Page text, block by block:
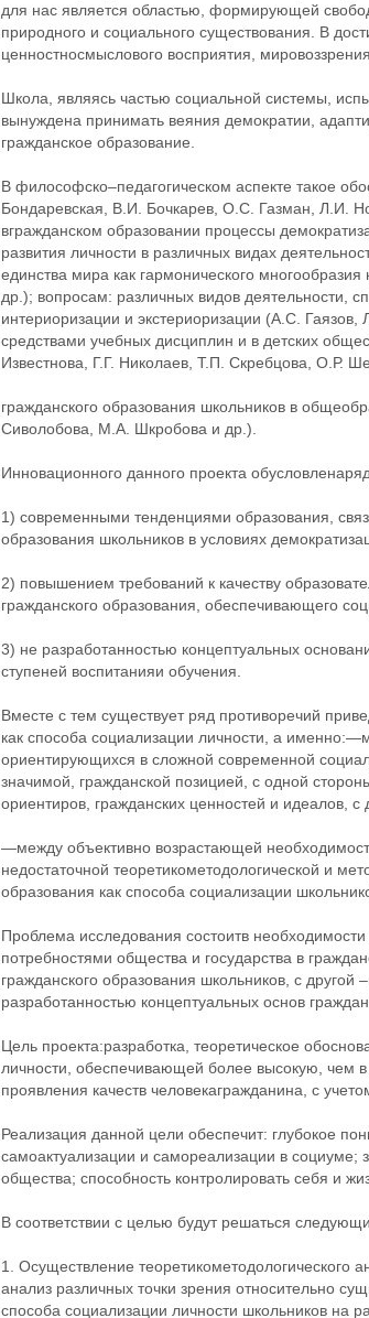
для нас является областью, формирующей
природного и социального существования. В
ценностносмыслового восприятия,
Школа, являясь частью социальной системы,
вынуждена принимать веяния демократии,
гражданское образование.
В философско–педагогическом аспекте такое
Бондаревская, В.И. Бочкарев, О.С. Газман, Л.И.
вгражданском образовании процессы
развития личности в различных видах
единства мира как гармонического
др.); вопросам: различных видов деятельности,
интериоризации и экстериоризации (А.С.
средствами учебных дисциплин и в детских
Известнова, Г.Г. Николаев, Т.П. Скребцова, О.Р.
гражданского образования школьников в
Сиволобова, М.А. Шкробова и др.).
Инновационного данного проекта
1) современными тенденциями образования,
образования школьников в условиях
2) повышением требований к качеству
гражданского образования, обеспечивающего
3) не разработанностью концептуальных
ступеней воспитанияи обучения.
Вместе с тем существует ряд противоречий
как способа социализации личности, а
ориентирующихся в сложной современной
значимой, гражданской позицией, с одной
ориентиров, гражданских ценностей и идеалов, с
—между объективно возрастающей
недостаточной теоретикометодологической и
образования как способа социализации
Проблема исследования состоитв
потребностями общества и государства в
гражданского образования школьников, с другой
разработанностью концептуальных основ
Цель проекта:разработка, теоретическое
личности, обеспечивающей более высокую, чем в
проявления качеств человекагражданина, с
Реализация данной цели обеспечит: глубокое
самоактуализации и самореализации в
общества; способность контролировать себя и
В соответствии с целью будут решаться
1. Осуществление теоретикометодологического
анализ различных точки зрения относительно
способа социализации личности школьников на